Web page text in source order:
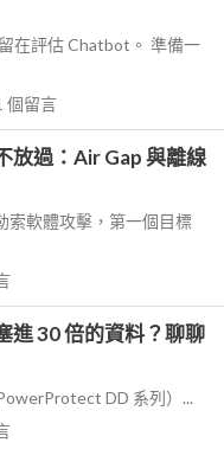
在評估 Chatbot。 準備一
個留言
放過：Air Gap 與離線
索軟體攻擊，第一個目標
進 30 倍的資料？聊聊
DD 系列）...